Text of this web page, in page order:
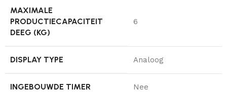
MAXIMALE
PRODUCTIECAPACITEIT
DEEG (KG)
6
DISPLAY TYPE Analoog
INGEBOUWDE TIMER Nee